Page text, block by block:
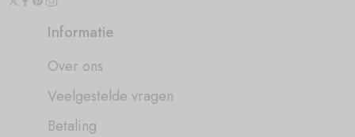
Informatie
Over ons
Veelgestelde vragen
Betaling